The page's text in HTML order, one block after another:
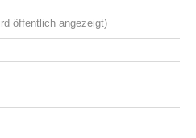
öffentlich angezeigt)